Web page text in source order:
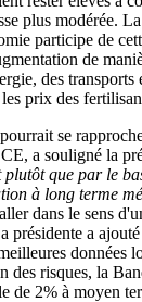
plus modérée.
participe de
de
des transports
prix des
se
a souligné la
que par le
à long terme
dans le sens
présidente a
données
risques, la
de 2% à moyen